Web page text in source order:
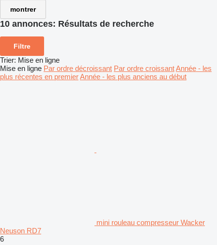
montrer
10 annonces: Résultats de recherche
Filtre
Trier: Mise en ligne
Mise en ligne Par ordre décroissant Par ordre croissantAnnée - les
plus récentes en premierAnnée - les plus anciens au début
mini rouleau compresseur Wacker
Neuson RD7
6